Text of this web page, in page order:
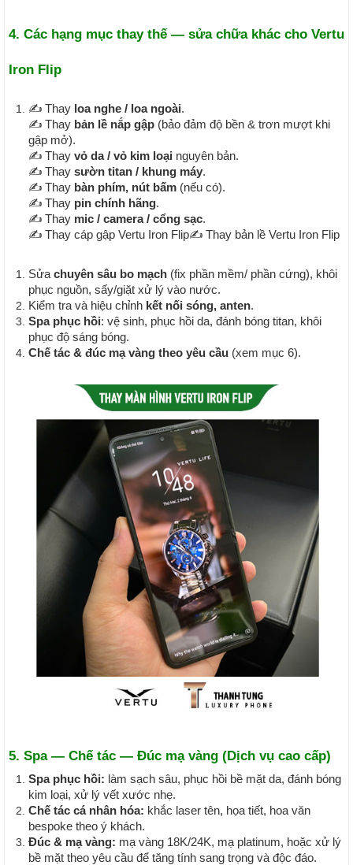
4. Các hạng mục thay thế — sửa chữa khác cho Vertu
Iron Flip
✍ Thay loa nghe / loa ngoài.
✍ Thay bản lề nắp gập (bảo đảm độ bền & trơn mượt khi
gập mở).
✍ Thay vỏ da / vỏ kim loại nguyên bản.
✍ Thay sườn titan / khung máy.
✍ Thay bàn phím, nút bấm (nếu có).
✍ Thay pin chính hãng.
✍ Thay mic / camera / cổng sạc.
✍ Thay cáp gập Vertu Iron Flip✍ Thay bản lề Vertu Iron Flip
Sửa chuyên sâu bo mạch (fix phần mềm/ phần cứng), khôi
phục nguồn, sấy/giặt xử lý vào nước.
Kiểm tra và hiệu chỉnh kết nối sóng, anten.
Spa phục hồi: vệ sinh, phục hồi da, đánh bóng titan, khôi
phục độ sáng bóng.
Chế tác & đúc mạ vàng theo yêu cầu (xem mục 6).
5. Spa — Chế tác — Đúc mạ vàng (Dịch vụ cao cấp)
Spa phục hồi: làm sạch sâu, phục hồi bề mặt da, đánh bóng
kim loại, xử lý vết xước nhẹ.
Chế tác cá nhân hóa: khắc laser tên, họa tiết, hoa văn
bespoke theo ý khách.
Đúc & mạ vàng: mạ vàng 18K/24K, mạ platinum, hoặc xử lý
bề mặt theo yêu cầu để tăng tính sang trọng và độc đáo.